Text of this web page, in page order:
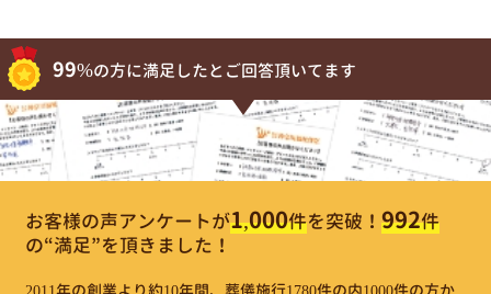
99%の方に満足したとご回答頂いてます
お客様の声アンケートが1,000件を突破！ 992件
の“満足”を頂きました！